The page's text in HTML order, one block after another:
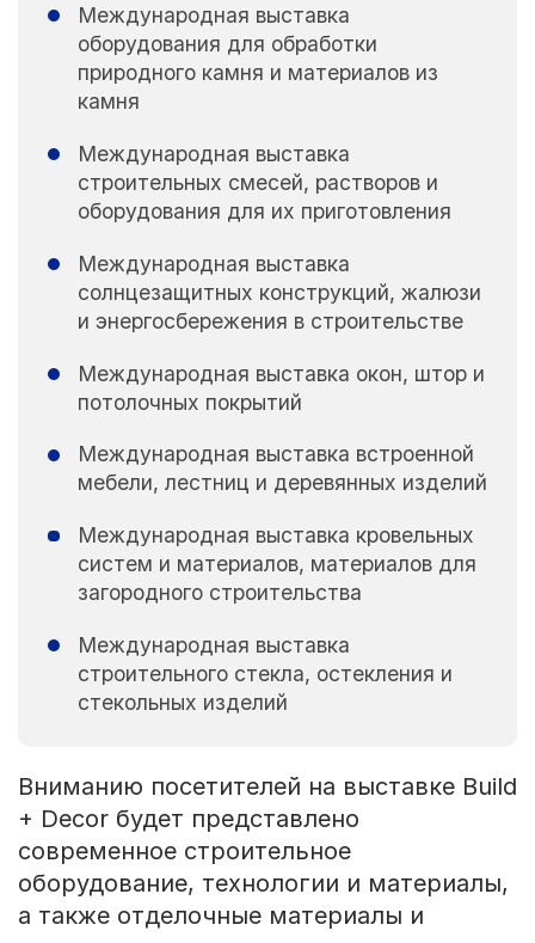
Международная выставка
оборудования для обработки
природного камня и материалов из
камня
Международная выставка
строительных смесей, растворов и
оборудования для их приготовления
Международная выставка
солнцезащитных конструкций, жалюзи
и энергосбережения в строительстве
Международная выставка окон, штор и
потолочных покрытий
Международная выставка встроенной
мебели, лестниц и деревянных изделий
Международная выставка кровельных
систем и материалов, материалов для
загородного строительства
Международная выставка
строительного стекла, остекления и
стекольных изделий
Вниманию посетителей на выставке Build
+ Decor будет представлено
современное строительное
оборудование, технологии и материалы,
а также отделочные материалы и